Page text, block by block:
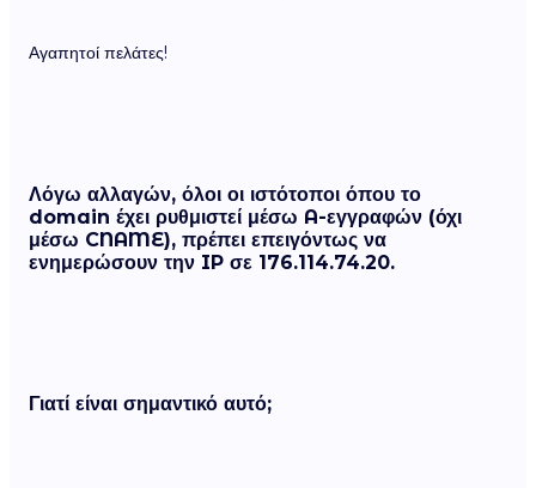
Αγαπητοί πελάτες!
Λόγω αλλαγών, όλοι οι ιστότοποι όπου το
domain έχει ρυθμιστεί μέσω A-εγγραφών (όχι
μέσω CNAME), πρέπει επειγόντως να
ενημερώσουν την IP σε 176.114.74.20.
Γιατί είναι σημαντικό αυτό;